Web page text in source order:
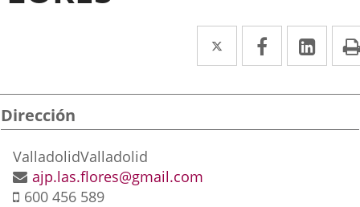
Twitter
Enlace
a
una
Facebook
Enlace
a
una
a
una
Dirección
Dirección
postal
ValladolidValladolid
Dirección
de
ajp.las.flores@gmail.com
Móvil
600 456 589